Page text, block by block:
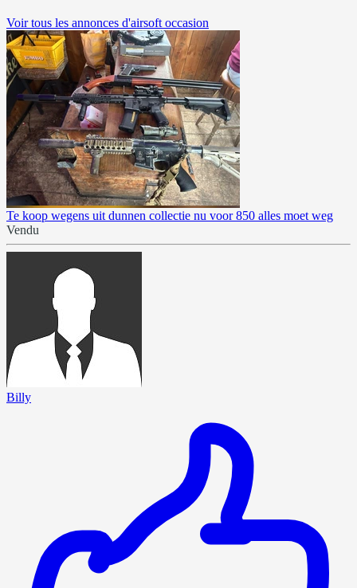
Voir tous les annonces d'airsoft occasion
Te koop wegens uit dunnen collectie nu voor 850 alles moet weg
Vendu
Billy